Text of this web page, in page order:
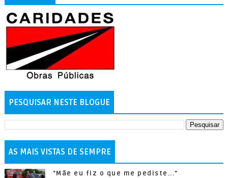
PESQUISAR NESTE BLOGUE
AS MAIS VISTAS DE SEMPRE
"Mãe eu fiz o que me pediste..."